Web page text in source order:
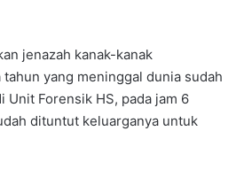
jenazah kanak-kanak
yang meninggal dunia sudah
Unit Forensik HS, pada jam 6
dituntut keluarganya untuk